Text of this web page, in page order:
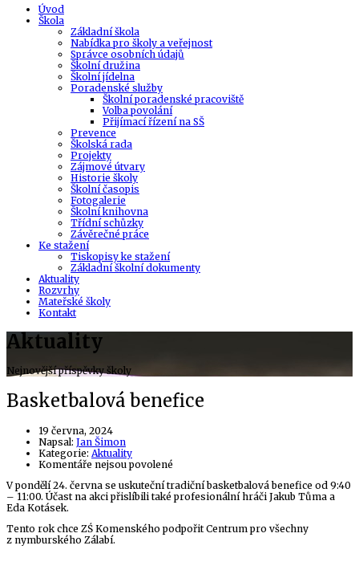
Úvod
Škola
Základní škola
Nabídka pro školy a veřejnost
Správce osobních údajů
Školní družina
Školní jídelna
Poradenské služby
Školní poradenské pracoviště
Volba povolání
Přijímací řízení na SŠ
Prevence
Školská rada
Projekty
Zájmové útvary
Historie školy
Školní časopis
Fotogalerie
Školní knihovna
Třídní schůzky
Závěrečné práce
Ke stažení
Tiskopisy ke stažení
Základní školní dokumenty
Aktuality
Rozvrhy
Mateřské školy
Kontakt
Aktuality
Nejnovější příspěvky školy
Basketbalová benefice
19 června, 2024
Napsal: Author
Jan Šimon
Kategorie: Aktuality
Komentáře nejsou povolené
s
názvem
V pondělí 24. června se uskuteční tradiční basketbalová benefice od 9:40
– 11:00. Účast na akci přislíbili také profesionální hráči Jakub Tůma a
Eda Kotásek.
Tento rok chce ZŚ Komenského podpořit Centrum pro všechny
z nymburského Zálabí.